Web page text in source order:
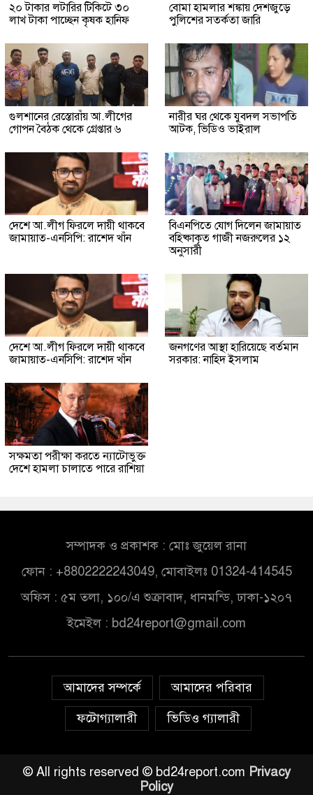
২০ টাকার লটারির টিকিটে ৩০
লাখ টাকা পাচ্ছেন কৃষক হানিফ
বোমা হামলার শঙ্কায় দেশজুড়ে
পুলিশের সতর্কতা জারি
গুলশানের রেস্তোরাঁয় আ.লীগের
গোপন বৈঠক থেকে গ্রেপ্তার ৬
নারীর ঘর থেকে যুবদল সভাপতি
আটক, ভিডিও ভাইরাল
দেশে আ.লীগ ফিরলে দায়ী থাকবে
জামায়াত-এনসিপি: রাশেদ খাঁন
বিএনপিতে যোগ দিলেন জামায়াত
বহিষ্কাকৃত গাজী নজরুলের ১২
অনুসারী
দেশে আ.লীগ ফিরলে দায়ী থাকবে
জামায়াত-এনসিপি: রাশেদ খাঁন
জনগণের আস্থা হারিয়েছে বর্তমান
সরকার: নাহিদ ইসলাম
সক্ষমতা পরীক্ষা করতে ন্যাটোভুক্ত
দেশে হামলা চালাতে পারে রাশিয়া
সম্পাদক ও প্রকাশক : মোঃ জুয়েল রানা
ফোন : +8802222243049, মোবাইলঃ 01324-414545
অফিস : ৫ম তলা, ১০০/এ শুক্রাবাদ, ধানমন্ডি, ঢাকা-১২০৭
ইমেইল : bd24report@gmail.com
আমাদের সম্পর্কে
আমাদের পরিবার
ফটোগ্যালারী
ভিডিও গ্যালারী
© All rights reserved © bd24report.com Privacy
Policy